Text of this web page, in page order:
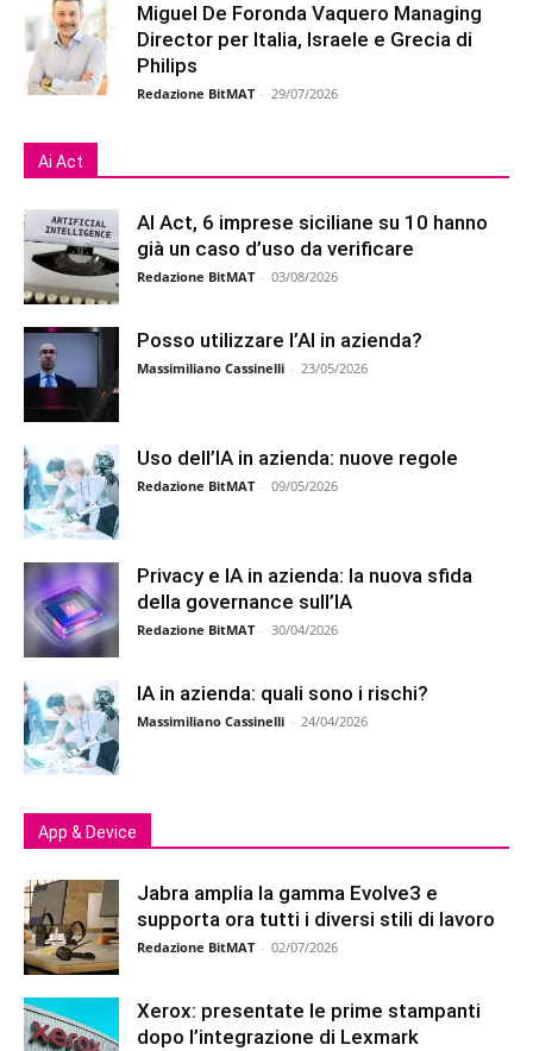
Miguel De Foronda Vaquero Managing
Director per Italia, Israele e Grecia di
Philips
Redazione BitMAT - 29/07/2026
Ai Act
AI Act, 6 imprese siciliane su 10 hanno
già un caso d’uso da verificare
Redazione BitMAT - 03/08/2026
Posso utilizzare l’AI in azienda?
Massimiliano Cassinelli - 23/05/2026
Uso dell’IA in azienda: nuove regole
Redazione BitMAT - 09/05/2026
Privacy e IA in azienda: la nuova sfida
della governance sull’IA
Redazione BitMAT - 30/04/2026
IA in azienda: quali sono i rischi?
Massimiliano Cassinelli - 24/04/2026
App & Device
Jabra amplia la gamma Evolve3 e
supporta ora tutti i diversi stili di lavoro
Redazione BitMAT - 02/07/2026
Xerox: presentate le prime stampanti
dopo l’integrazione di Lexmark